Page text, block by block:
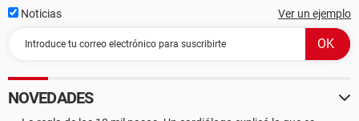
Noticias Ver un ejemplo
NOVEDADES